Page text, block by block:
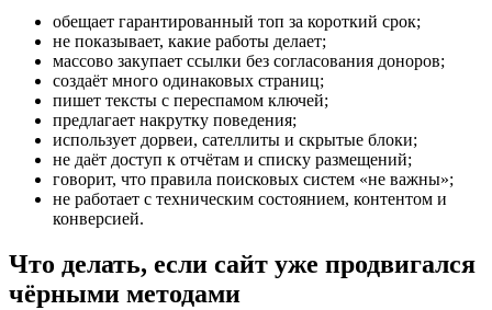
обещает гарантированный топ за короткий срок;
не показывает, какие работы делает;
массово закупает ссылки без согласования доноров;
создаёт много одинаковых страниц;
пишет тексты с переспамом ключей;
предлагает накрутку поведения;
использует дорвеи, сателлиты и скрытые блоки;
не даёт доступ к отчётам и списку размещений;
говорит, что правила поисковых систем «не важны»;
не работает с техническим состоянием, контентом и
конверсией.
Что делать, если сайт уже продвигался
чёрными методами